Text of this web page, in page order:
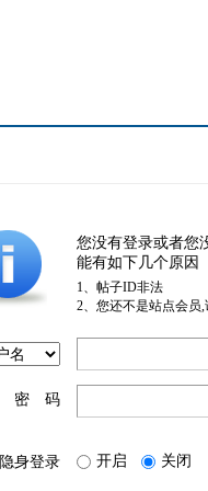
您没有登录或者您
能有如下几个原因
1、帖子ID非法
2、您还不是站点会员
密 码
隐身登录 开启 关闭